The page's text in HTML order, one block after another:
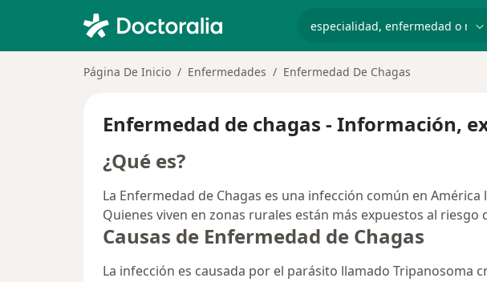
Página De Inicio Enfermedades Enfermedad De Chagas
Enfermedad de chagas - Información,
¿Qué es?
La Enfermedad de Chagas es una infección común en
Quienes viven en zonas rurales están más expuestos al
Causas de Enfermedad de Chagas
La infección es causada por el parásito llamado Tripanosoma